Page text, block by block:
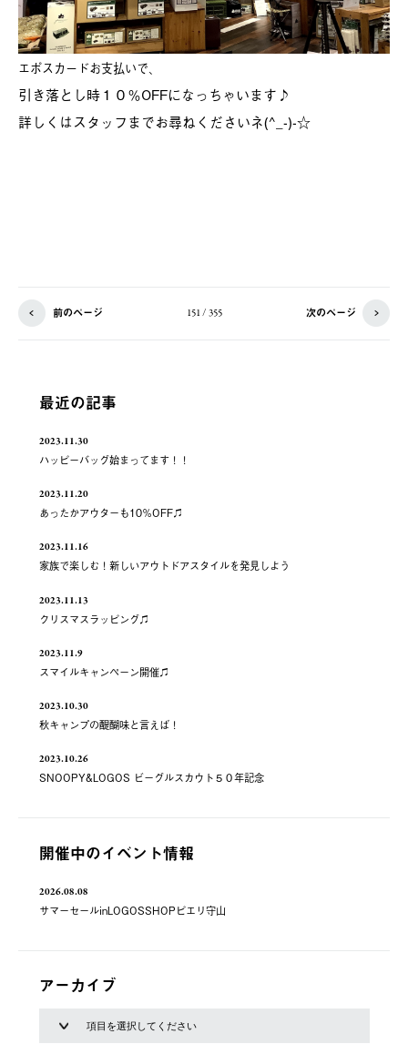
エポスカードお支払いで、
引き落とし時１０％OFFになっちゃいます♪
詳しくはスタッフまでお尋ねくださいネ(^_-)-☆
前のページ 151 / 355 次のページ
最近の記事
2023.11.30
ハッピーバッグ始まってます！！
2023.11.20
あったかアウターも10％OFF♫
2023.11.16
家族で楽しむ！新しいアウトドアスタイルを発見しよう
2023.11.13
クリスマスラッピング♫
2023.11.9
スマイルキャンペーン開催♫
2023.10.30
秋キャンプの醍醐味と言えば！
2023.10.26
SNOOPY&LOGOS ビーグルスカウト５０年記念
開催中のイベント情報
2026.08.08
サマーセールinLOGOSSHOPピエリ守山
アーカイブ